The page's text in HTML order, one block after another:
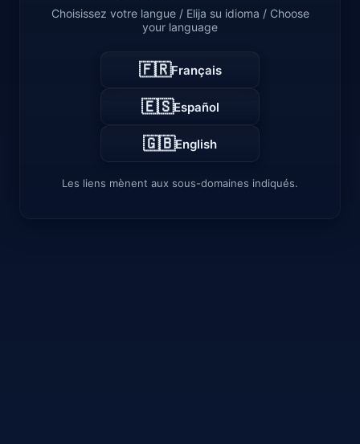
Choisissez votre langue / Elija su idioma / Choose
your language
🇫🇷Français
🇪🇸Español
🇬🇧English
Les liens mènent aux sous-domaines indiqués.